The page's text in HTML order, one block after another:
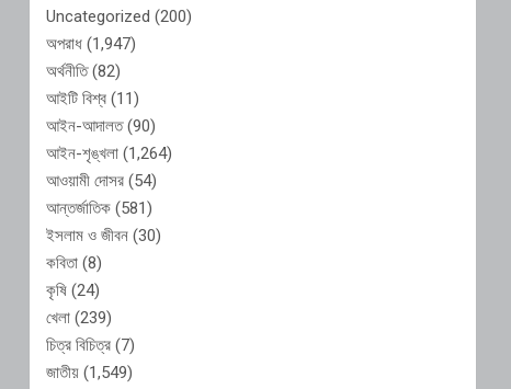
Uncategorized (200)
অপরাধ (1,947)
অর্থনীতি(82)
আইটি বিশ্ব (11)
আইন-আদালত(90)
আইন-শৃঙ্খলা (1,264)
আওয়ামী দোসর (54)
আন্তর্জাতিক (581)
ইসলাম ও জীবন (30)
কবিতা (8)
কৃষি (24)
খেলা (239)
চিত্র বিচিত্র (7)
জাতীয় (1,549)